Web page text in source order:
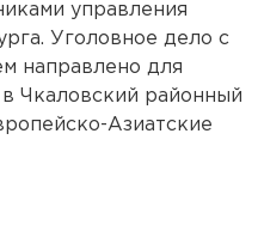
управления
Уголовное дело с
направлено для
Чкаловский районный
Азиатские